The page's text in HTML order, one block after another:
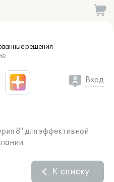
решения
Вход
8" для эффективной
К списку